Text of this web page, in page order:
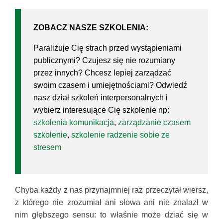
ZOBACZ NASZE SZKOLENIA:
Paraliżuje Cię strach przed wystąpieniami
publicznymi? Czujesz się nie rozumiany
przez innych? Chcesz lepiej zarządzać
swoim czasem i umiejętnościami? Odwiedź
nasz dział szkoleń interpersonalnych i
wybierz interesujące Cię szkolenie np:
szkolenia komunikacja, zarządzanie czasem
szkolenie, szkolenie radzenie sobie ze
stresem
Chyba każdy z nas przynajmniej raz przeczytał wiersz,
z którego nie zrozumiał ani słowa ani nie znalazł w
nim głębszego sensu: to właśnie może dziać się w